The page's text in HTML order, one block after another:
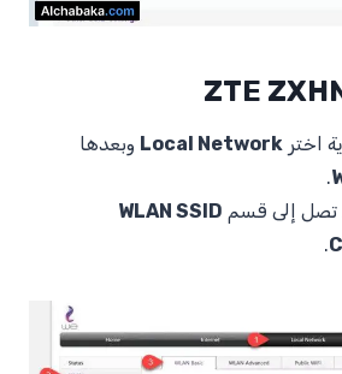
اختر Local Network وبعدها
.
تصل إلى قسم WLAN SSID
.